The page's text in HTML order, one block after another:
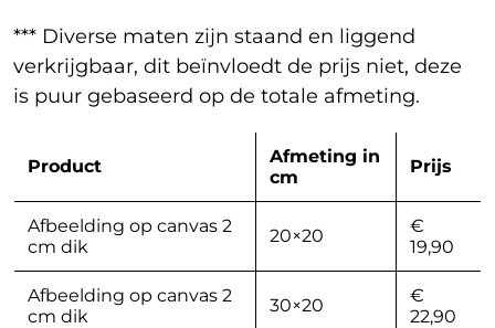
*** Diverse maten zijn staand en liggend
verkrijgbaar, dit beïnvloedt de prijs niet, deze
is puur gebaseerd op de totale afmeting.
Product
Afmeting in
cm
Prijs
Afbeelding op canvas 2
cm dik
20×20
€
19,90
Afbeelding op canvas 2
cm dik
30×20
€
22,90